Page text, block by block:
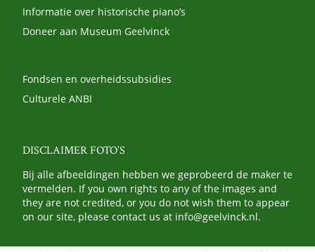
Informatie over historische piano’s
Doneer aan Museum Geelvinck
Fondsen en overheidssubsidies
Culturele ANBI
DISCLAIMER FOTO’S
Bij alle afbeeldingen hebben we geprobeerd de maker te
vermelden. If you own rights to any of the images and
they are not credited, or you do not wish them to appear
on our site, please contact us at info@geelvinck.nl.